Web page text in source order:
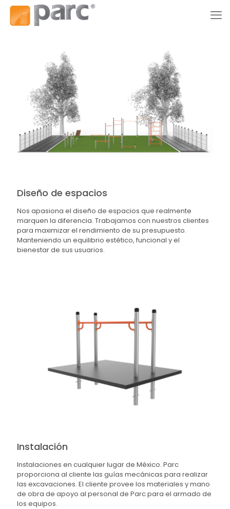
Diseño de espacios
Nos apasiona el diseño de espacios que realmente
marquen la diferencia. Trabajamos con nuestros clientes
para maximizar el rendimiento de su presupuesto.
Manteniendo un equilibrio estético, funcional y el
bienestar de sus usuarios.
Instalación
Instalaciones en cualquier lugar de México. Parc
proporciona al cliente las guías mecánicas para realizar
las excavaciones. El cliente provee los materiales y mano
de obra de apoyo al personal de Parc para el armado de
los equipos.